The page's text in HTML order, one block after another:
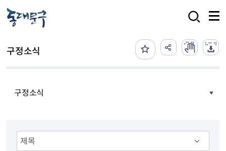
구정소식
구정소식